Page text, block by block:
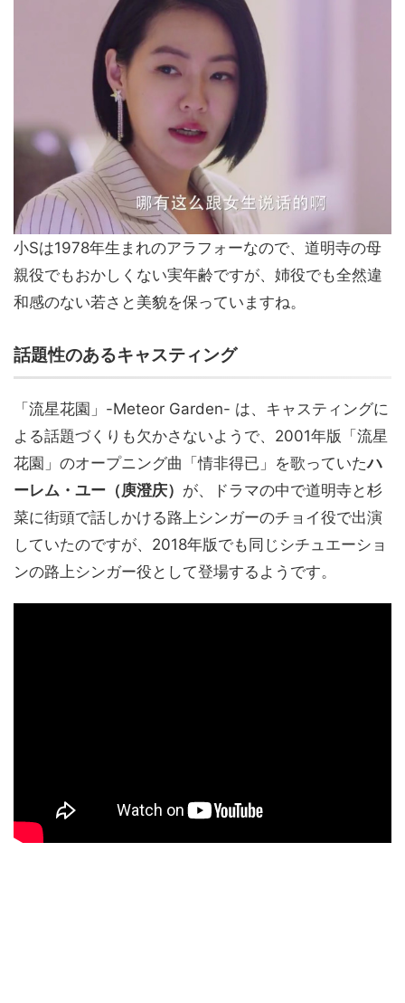
小Sは1978年生まれのアラフォーなので、道明寺の母
親役でもおかしくない実年齢ですが、姉役でも全然違
和感のない若さと美貌を保っていますね。
話題性のあるキャスティング
「流星花園」-Meteor Garden- は、キャスティングに
よる話題づくりも欠かさないようで、2001年版「流星
花園」のオープニング曲「情非得已」を歌っていたハ
ーレム・ユー（庾澄庆） が、ドラマの中で道明寺と杉
菜に街頭で話しかける路上シンガーのチョイ役で出演
していたのですが、2018年版でも同じシチュエーショ
ンの路上シンガー役として登場するようです。